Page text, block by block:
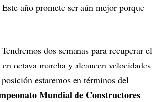
año promete ser aún mejor porque
dos semanas para recuperar el
octava marcha y alcancen velocidades
estaremos en términos del
Mundial de Constructores